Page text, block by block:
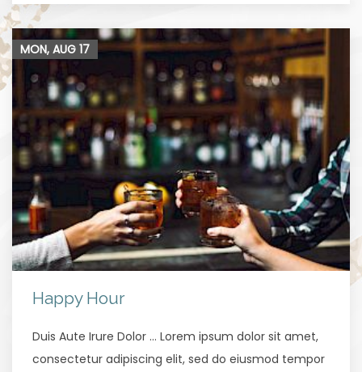
Happy Hour
Duis Aute Irure Dolor … Lorem ipsum dolor sit amet,
consectetur adipiscing elit, sed do eiusmod tempor
MON, AUG 17